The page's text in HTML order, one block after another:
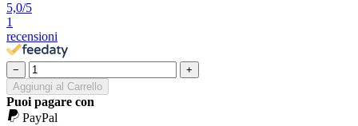
5,0/5
1
recensioni
−
+
Aggiungi al Carrello
Puoi pagare con
PayPal